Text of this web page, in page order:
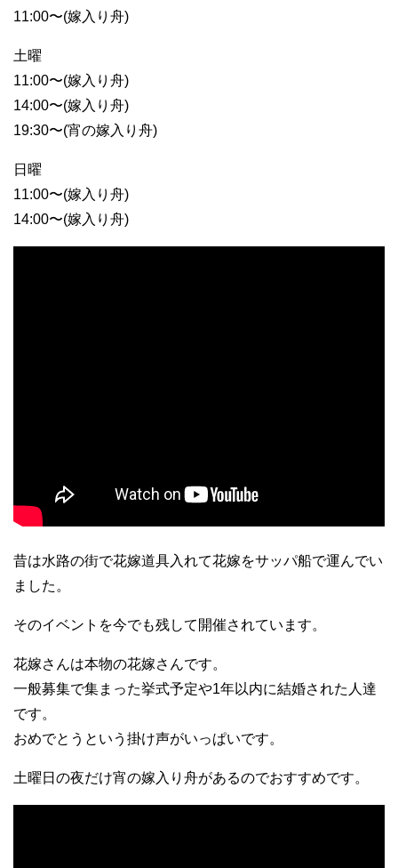
11:00〜(嫁入り舟)
土曜
11:00〜(嫁入り舟)
14:00〜(嫁入り舟)
19:30〜(宵の嫁入り舟)
日曜
11:00〜(嫁入り舟)
14:00〜(嫁入り舟)
昔は水路の街で花嫁道具入れて花嫁をサッパ船で運んでい
ました。
そのイベントを今でも残して開催されています。
花嫁さんは本物の花嫁さんです。
一般募集で集まった挙式予定や1年以内に結婚された人達
です。
おめでとうという掛け声がいっぱいです。
土曜日の夜だけ宵の嫁入り舟があるのでおすすめです。